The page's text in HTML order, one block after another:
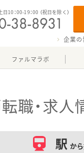
日10：00-19：00 （祝日を除く）
企業の
ファルマラボ
職・求人
駅 か